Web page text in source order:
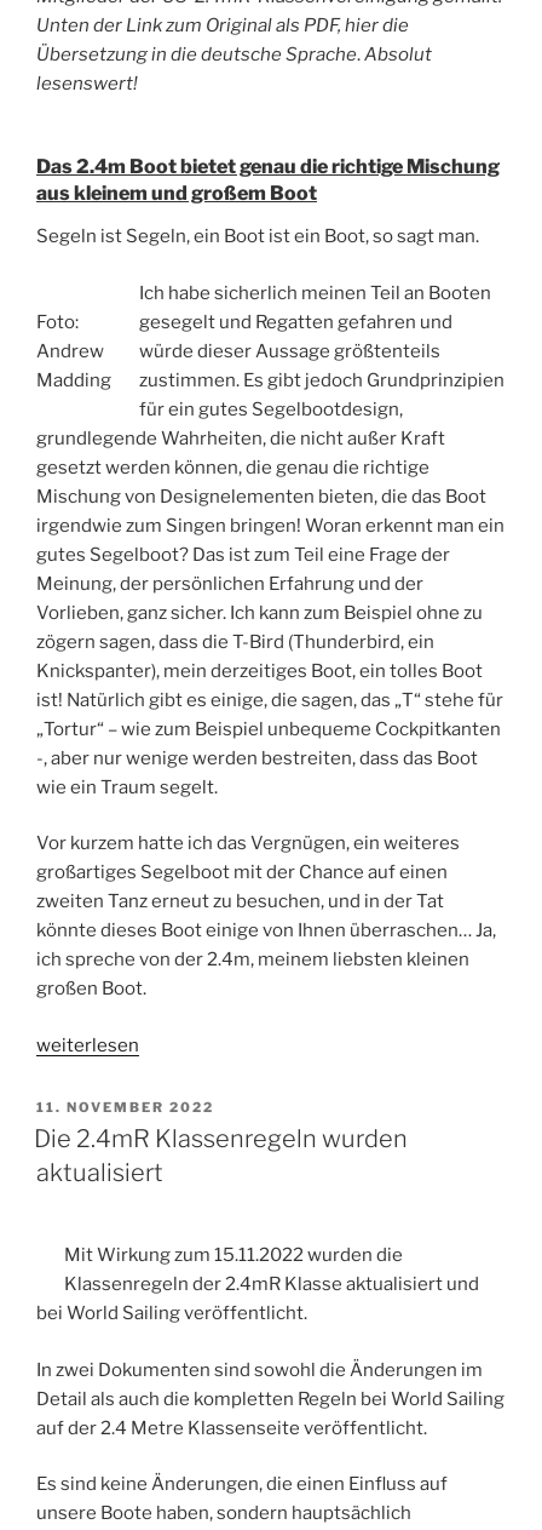
Unten der Link zum Original als PDF, hier die
Übersetzung in die deutsche Sprache.Absolut
lesenswert!
Das 2.4m Boot bietet genau die richtige Mischung
aus kleinem und großem Boot
Segeln ist Segeln, ein Boot ist ein Boot, so sagt man.
Foto:
Andrew
Madding
Ich habe sicherlich meinen Teil an Booten
gesegelt und Regatten gefahren und
würde dieser Aussage größtenteils
zustimmen. Es gibt jedoch Grundprinzipien
für ein gutes Segelbootdesign,
grundlegende Wahrheiten, die nicht außer Kraft
gesetzt werden können, die genau die richtige
Mischung von Designelementen bieten, die das Boot
irgendwie zum Singen bringen! Woran erkennt man ein
gutes Segelboot? Das ist zum Teil eine Frage der
Meinung, der persönlichen Erfahrung und der
Vorlieben, ganz sicher. Ich kann zum Beispiel ohne zu
zögern sagen, dass die T-Bird (Thunderbird, ein
Knickspanter), mein derzeitiges Boot, ein tolles Boot
ist! Natürlich gibt es einige, die sagen, das „T“ stehe für
„Tortur“ – wie zum Beispiel unbequeme Cockpitkanten
-, aber nur wenige werden bestreiten, dass das Boot
wie ein Traum segelt.
Vor kurzem hatte ich das Vergnügen, ein weiteres
großartiges Segelboot mit der Chance auf einen
zweiten Tanz erneut zu besuchen, und in der Tat
könnte dieses Boot einige von Ihnen überraschen… Ja,
ich spreche von der 2.4m, meinem liebsten kleinen
großen Boot.
„Little
Boat“
weiterlesen
VERÖFFENTLICHT
AM
11. NOVEMBER 2022
Die 2.4mR Klassenregeln wurden
aktualisiert
Mit Wirkung zum 15.11.2022 wurden die
Klassenregeln der 2.4mR Klasse aktualisiert und
bei World Sailing veröffentlicht.
In zwei Dokumenten sind sowohl die Änderungen im
Detail als auch die kompletten Regeln bei World Sailing
auf der 2.4 Metre Klassenseite veröffentlicht.
Es sind keine Änderungen, die einen Einfluss auf
unsere Boote haben, sondern hauptsächlich